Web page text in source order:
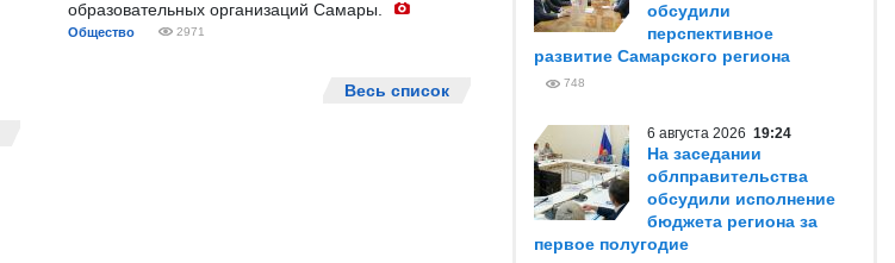
образовательных организаций Самары.
Общество 2971
Весь список
обсудили
перспективное
развитие Самарского региона
748
6 августа 2026 19:24
На заседании
облправительства
обсудили исполнение
бюджета региона за
первое полугодие